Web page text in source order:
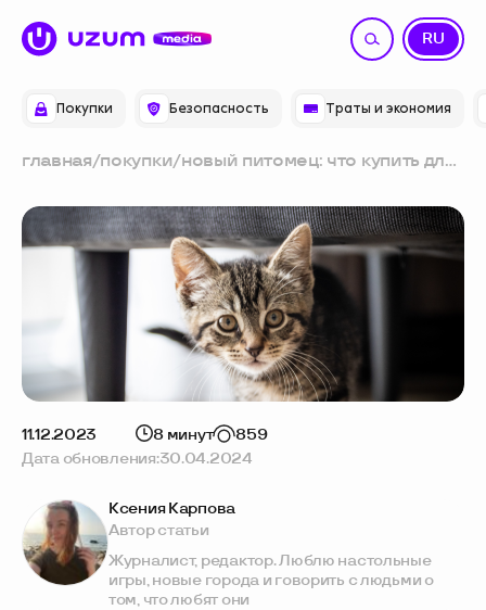
Покупки Безопасность Траты и экономия
RU
UZ
главная/покупки/новый питомец: что купить для
11.12.2023 8 минут
859
Дата обновления:30.04.2024
Ксения Карпова
Автор статьи
Журналист, редактор. Люблю настольные
игры, новые города и говорить с людьми о
том, что любят они